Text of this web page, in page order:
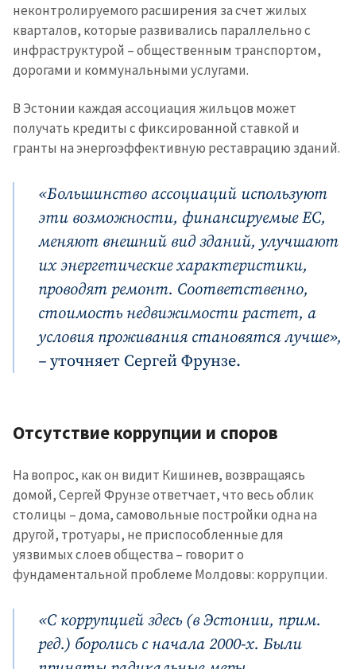
неконтролируемого расширения за счет жилых
кварталов, которые развивались параллельно с
инфраструктурой – общественным транспортом,
дорогами и коммунальными услугами.
В Эстонии каждая ассоциация жильцов может
получать кредиты с фиксированной ставкой и
гранты на энергоэффективную реставрацию зданий.
«Большинство ассоциаций используют
эти возможности, финансируемые ЕС,
меняют внешний вид зданий, улучшают
их энергетические характеристики,
проводят ремонт. Соответственно,
стоимость недвижимости растет, а
условия проживания становятся лучше»,
–уточняет Сергей Фрунзе.
Отсутствие коррупции и споров
На вопрос, как он видит Кишинев, возвращаясь
домой, Сергей Фрунзе ответчает, что весь облик
столицы – дома, самовольные постройки одна на
другой, тротуары, не приспособленные для
уязвимых слоев общества – говорит о
фундаментальной проблеме Молдовы: коррупции.
«С коррупцией здесь (в Эстонии, прим.
ред.) боролись с начала 2000-х. Были
+ Добавить
Фотография
+ Загрузить
изображение
Ссылка на медиа
+ Добавить ссылку на
медиа
Текст новости
новости